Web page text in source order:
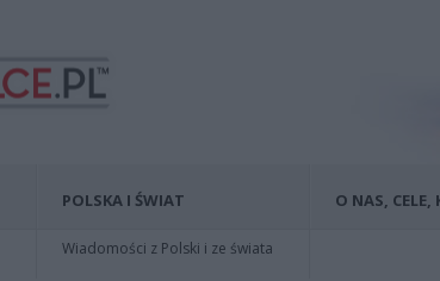
POLSKA I ŚWIAT
Wiadomości z Polski i ze świata
O NAS,